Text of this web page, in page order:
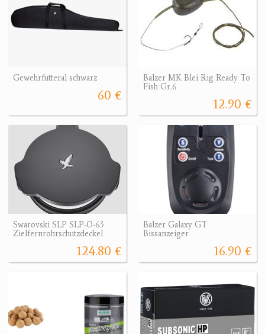
Gewehrfutteral schwarz
60 €
Balzer MK Blei Rig Ready To
Fish Gr.6
12.90 €
Swarovski SLP SLP-O-63
Zielfernrohrschutzdeckel
124.80 €
Balzer Galaxy GT
Bissanzeiger
16.90 €